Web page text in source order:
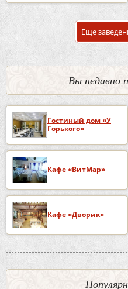
Еще
Вы недавно
Гостиный дом «У
Горького»
Кафе «ВитМар»
Кафе «Дворик»